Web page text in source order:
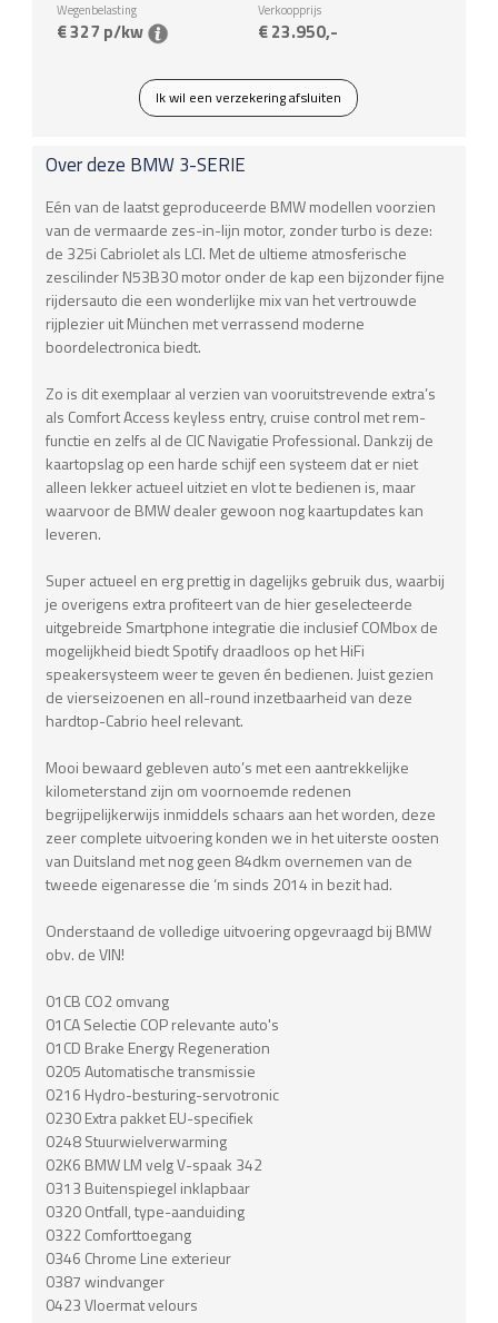
Wegenbelasting
€ 327 p/kw
Verkoopprijs
€ 23.950,-
Ik wil een verzekering afsluiten
Over deze BMW3-SERIE
Eén van de laatst geproduceerde BMW modellen voorzien
van de vermaarde zes-in-lijn motor, zonder turbo is deze:
de 325i Cabriolet als LCI. Met de ultieme atmosferische
zescilinder N53B30 motor onder de kap een bijzonder fijne
rijdersauto die een wonderlijke mix van het vertrouwde
rijplezier uit München met verrassend moderne
boordelectronica biedt.
Zo is dit exemplaar al verzien van vooruitstrevende extra’s
als Comfort Access keyless entry, cruise control met rem-
functie en zelfs al de CIC Navigatie Professional. Dankzij de
kaartopslag op een harde schijf een systeem dat er niet
alleen lekker actueel uitziet en vlot te bedienen is, maar
waarvoor de BMW dealer gewoon nog kaartupdates kan
leveren.
Super actueel en erg prettig in dagelijks gebruik dus, waarbij
je overigens extra profiteert van de hier geselecteerde
uitgebreide Smartphone integratie die inclusief COMbox de
mogelijkheid biedt Spotify draadloos op het HiFi
speakersysteem weer te geven én bedienen. Juist gezien
de vierseizoenen en all-round inzetbaarheid van deze
hardtop-Cabrio heel relevant.
Mooi bewaard gebleven auto’s met een aantrekkelijke
kilometerstand zijn om voornoemde redenen
begrijpelijkerwijs inmiddels schaars aan het worden, deze
zeer complete uitvoering konden we in het uiterste oosten
van Duitsland met nog geen 84dkm overnemen van de
tweede eigenaresse die ‘m sinds 2014 in bezit had.
Onderstaand de volledige uitvoering opgevraagd bij BMW
obv. de VIN!
01CB CO2 omvang
01CA Selectie COP relevante auto's
01CD Brake Energy Regeneration
0205 Automatische transmissie
0216 Hydro-besturing-servotronic
0230 Extra pakket EU-specifiek
0248 Stuurwielverwarming
02K6 BMW LM velg V-spaak 342
0313 Buitenspiegel inklapbaar
0320 Ontfall, type-aanduiding
0322 Comforttoegang
0346 Chrome Line exterieur
0387 windvanger
0423 Vloermat velours